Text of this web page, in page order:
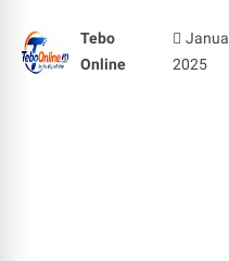
Tebo
Online
2025